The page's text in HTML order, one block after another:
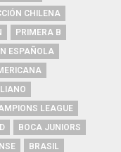
CHILENA
PRIMERA B
ESPAÑOLA
LEAGUE
BOCA JUNIORS
BRASIL